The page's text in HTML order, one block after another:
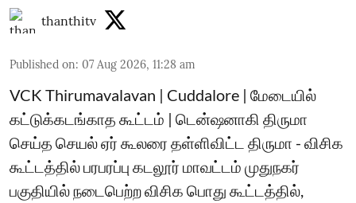
thanthitv
Published on: 07 Aug 2026, 11:28 am
VCK Thirumavalavan | Cuddalore | மேடையில்
கட்டுக்கடங்காத கூட்டம் | டென்ஷனாகி திருமா
செய்த செயல் ஏர் கூலரை தள்ளிவிட்ட திருமா - விசிக
கூட்டத்தில் பரபரப்பு கடலூர் மாவட்டம் முதுநகர்
பகுதியில் நடைபெற்ற விசிக பொது கூட்டத்தில்,